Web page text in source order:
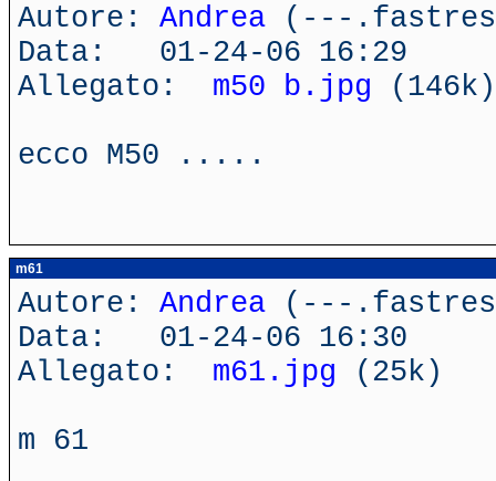
Autore: Andrea (---
Data: 01-24-06 16:29
Allegato: m50 b.jpg (146k)
ecco M50 .....
m61
Autore: Andrea (---
Data: 01-24-06 16:30
Allegato: m61.jpg (25k)
m 61